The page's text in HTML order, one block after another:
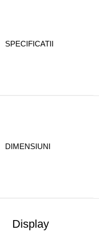
SPECIFICATII
DIMENSIUNI
Display